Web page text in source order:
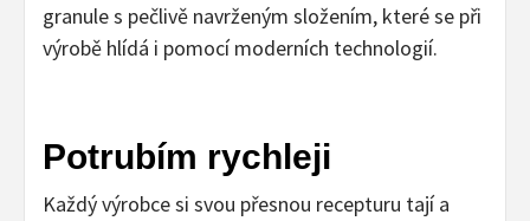
granule s pečlivě navrženým složením, které se při
výrobě hlídá i pomocí moderních technologií.
Potrubím rychleji
Každý výrobce si svou přesnou recepturu tají a